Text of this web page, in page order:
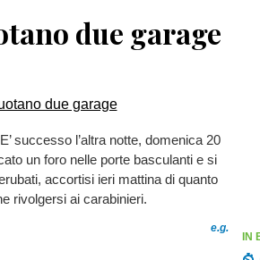
IN
due garage
successo l’altra notte, domenica 20
un foro nelle porte basculanti e si
accortisi ieri mattina di quanto
rivolgersi ai carabinieri.
e.g.